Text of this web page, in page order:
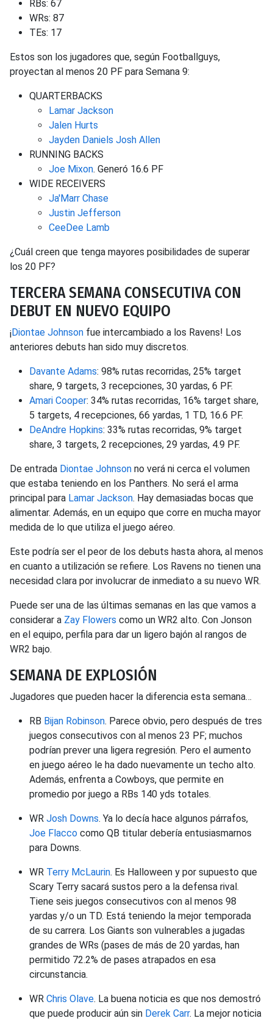
RBs: 67
WRs: 87
TEs: 17
Estos son los jugadores que, según Footballguys,
proyectan al menos 20 PF para Semana 9:
QUARTERBACKS
Lamar Jackson
Jalen Hurts
Jayden Daniels Josh Allen
RUNNING BACKS
Joe Mixon. Generó 16.6 PF
WIDE RECEIVERS
Ja'Marr Chase
Justin Jefferson
CeeDee Lamb
¿Cuál creen que tenga mayores posibilidades de superar
los 20 PF?
TERCERA SEMANA CONSECUTIVA CON
DEBUT EN NUEVO EQUIPO
¡Diontae Johnson fue intercambiado a los Ravens! Los
anteriores debuts han sido muy discretos.
Davante Adams: 98% rutas recorridas, 25% target
share, 9 targets, 3 recepciones, 30 yardas, 6 PF.
Amari Cooper: 34% rutas recorridas, 16% target share,
5 targets, 4 recepciones, 66 yardas, 1 TD, 16.6 PF.
DeAndre Hopkins: 33% rutas recorridas, 9% target
share, 3 targets, 2 recepciones, 29 yardas, 4.9 PF.
De entrada Diontae Johnson no verá ni cerca el volumen
que estaba teniendo en los Panthers. No será el arma
principal para Lamar Jackson. Hay demasiadas bocas que
alimentar. Además, en un equipo que corre en mucha mayor
medida de lo que utiliza el juego aéreo.
Este podría ser el peor de los debuts hasta ahora, al menos
en cuanto a utilización se refiere. Los Ravens no tienen una
necesidad clara por involucrar de inmediato a su nuevo WR.
Puede ser una de las últimas semanas en las que vamos a
considerar a Zay Flowers como un WR2 alto. Con Jonson
en el equipo, perfila para dar un ligero bajón al rangos de
WR2 bajo.
SEMANA DE EXPLOSIÓN
Jugadores que pueden hacer la diferencia esta semana…
RB Bijan Robinson. Parece obvio, pero después de tres
juegos consecutivos con al menos 23 PF; muchos
podrían prever una ligera regresión. Pero el aumento
en juego aéreo le ha dado nuevamente un techo alto.
Además, enfrenta a Cowboys, que permite en
promedio por juego a RBs 140 yds totales.
WR Josh Downs. Ya lo decía hace algunos párrafos,
Joe Flacco como QB titular debería entusiasmarnos
para Downs.
WR Terry McLaurin. Es Halloween y por supuesto que
Scary Terry sacará sustos pero a la defensa rival.
Tiene seis juegos consecutivos con al menos 98
yardas y/o un TD. Está teniendo la mejor temporada
de su carrera. Los Giants son vulnerables a jugadas
grandes de WRs (pases de más de 20 yardas, han
permitido 72.2% de pases atrapados en esa
circunstancia.
WR Chris Olave. La buena noticia es que nos demostró
que puede producir aún sin Derek Carr. La mejor noticia